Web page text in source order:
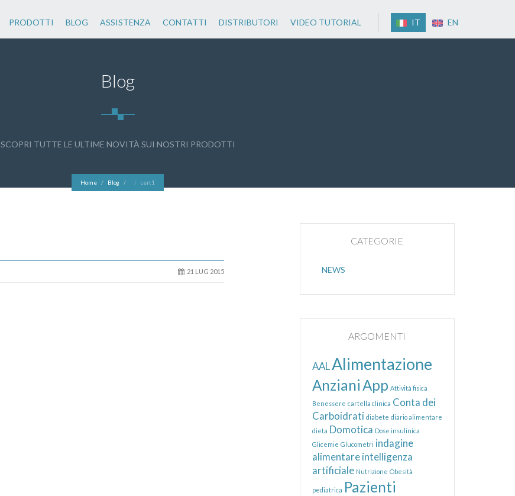
IT EN
PRODOTTI BLOG ASSISTENZA CONTATTI DISTRIBUTORI VIDEO TUTORIAL
Blog
SCOPRI TUTTE LE ULTIME NOVITÀ SUI NOSTRI PRODOTTI
Home Blog cert1
21 LUG 2015
CATEGORIE
NEWS
ARGOMENTI
AALAlimentazione
AnzianiApp Attività fisica
Benessere cartella clinica Conta dei
Carboidrati diabete diario alimentare
dieta Domotica Dose insulinica
Glicemie Glucometri indagine
alimentare intelligenza
artificiale Nutrizione Obesità
pediatrica Pazienti